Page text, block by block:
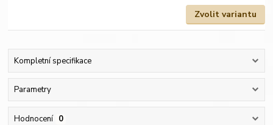
Zvolit variantu
Kompletní specifikace
Parametry
Hodnocení 0